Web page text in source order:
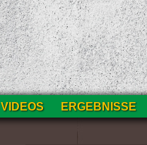
VIDEOS ERGEBNISSE